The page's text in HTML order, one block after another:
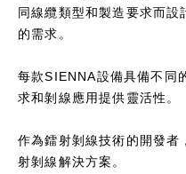
同線纜類型和製造要求而設
的需求。
每款SIENNA設備具備不同
求和剝線應用提供靈活性。
作為鐳射剝線技術的開發者
射剝線解決方案。